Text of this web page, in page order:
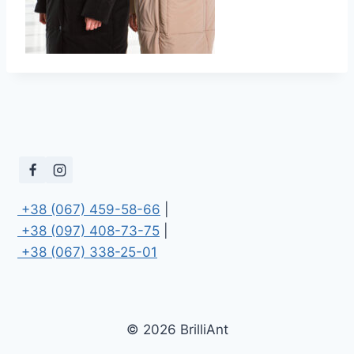
+38 (067) 459-58-66
+38 (097) 408-73-75
+38 (067) 338-25-01
© 2026 BrilliAnt